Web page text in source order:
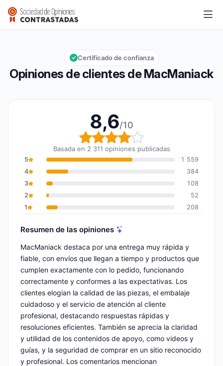
MacManiack
Calificación global: 8,6 de 10
8,6/10
Opiniones de clientes de MacManiack
Certificado de confianza
8,6/10
Calificación global: 8,6
Basada en 2 311 opiniones publicadas
5
1 559
4
384
3
108
2
52
1
208
Resumen de las opiniones
MacManiack destaca por una entrega muy rápida y
fiable, con envíos que llegan a tiempo y productos que
cumplen exactamente con lo pedido, funcionando
correctamente y conformes a las expectativas. Los
clientes elogian la calidad de las piezas, el embalaje
cuidadoso y el servicio de atención al cliente
profesional, destacando respuestas rápidas y
resoluciones eficientes. También se aprecia la claridad
y utilidad de los contenidos de apoyo, como videos y
guías, y la seguridad de comprar en un sitio reconocido
y profesional. Los comentarios mencionan